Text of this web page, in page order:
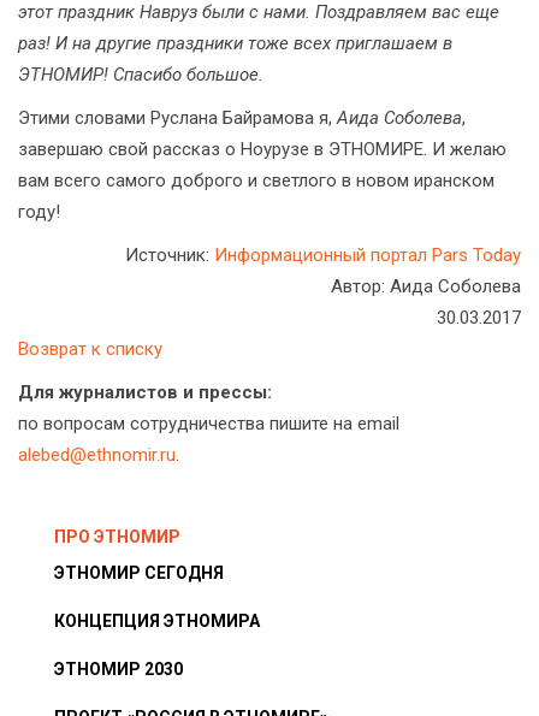
этот праздник Навруз были с нами. Поздравляем вас еще
раз! И на другие праздники тоже всех приглашаем в
ЭТНОМИР! Спасибо большое.
Этими словами Руслана Байрамова я,Аида Соболева,
завершаю свой рассказ о Ноурузе в ЭТНОМИРЕ. И желаю
вам всего самого доброго и светлого в новом иранском
году!
Источник: Информационный портал Pars Today
Автор: Аида Соболева
30.03.2017
Возврат к списку
Для журналистов и прессы:
по вопросам сотрудничества пишите на email
alebed@ethnomir.ru.
ПРО ЭТНОМИР
ЭТНОМИР СЕГОДНЯ
КОНЦЕПЦИЯ ЭТНОМИРА
ЭТНОМИР 2030